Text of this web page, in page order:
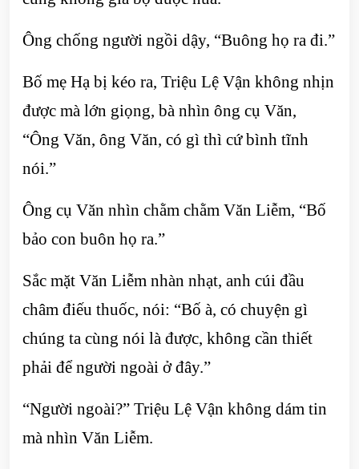
Ông chống người ngồi dậy, “Buông họ ra đi.”
Bố mẹ Hạ bị kéo ra, Triệu Lệ Vận không nhịn
được mà lớn giọng, bà nhìn ông cụ Văn,
“Ông Văn, ông Văn, có gì thì cứ bình tĩnh
nói.”
Ông cụ Văn nhìn chằm chằm Văn Liễm, “Bố
bảo con buôn họ ra.”
Sắc mặt Văn Liễm nhàn nhạt, anh cúi đầu
châm điếu thuốc, nói: “Bố à, có chuyện gì
chúng ta cùng nói là được, không cần thiết
phải để người ngoài ở đây.”
“Người ngoài?” Triệu Lệ Vận không dám tin
mà nhìn Văn Liễm.